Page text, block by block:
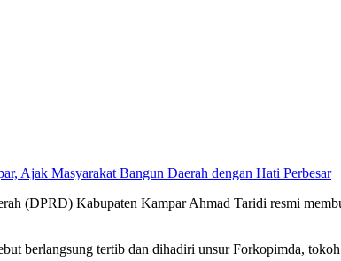
Perbesar
(DPRD) Kabupaten Kampar Ahmad Taridi resmi
berlangsung tertib dan dihadiri unsur Forkopimda,